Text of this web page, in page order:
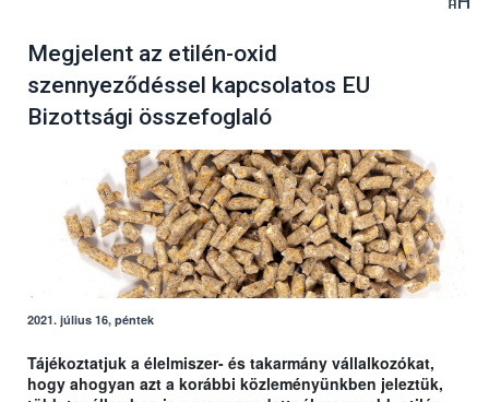
Megjelent az etilén-oxid
szennyeződéssel kapcsolatos EU
Bizottsági összefoglaló
2021. július 16, péntek
Tájékoztatjuk a élelmiszer- és takarmány vállalkozókat,
hogy ahogyan azt a korábbi közleményünkben jeleztük,